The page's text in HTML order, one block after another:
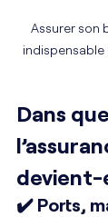
Assurer son
Dans
devient-
✔️ Ports,